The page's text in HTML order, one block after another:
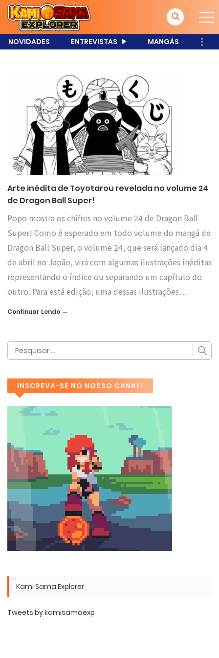
NOVIDADES ENTREVISTAS MANGÁS
Arte inédita de Toyotarou revelada no volume 24
de Dragon Ball Super!
Popo mostra os chifres no volume 24 de Dragon Ball
Super! Como é esperado em todo volume do mangá de
Dragon Ball Super, o volume 24, que será lançado dia 4
de abril no Japão, virá com algumas ilustrações inéditas
representando o índice ou separando um capítulo do
outro. Para está edição, uma dessas ilustrações…
Continuar Lendo →
INSCREVA-SE NO NOSSO CANAL!
Kami Sama Explorer
Tweets by kamisamaexp